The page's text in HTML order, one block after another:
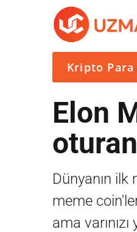
Kripto
Elon
Dünyanın
meme
ama